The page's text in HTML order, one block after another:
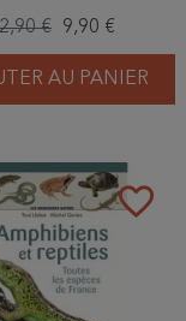
€ 9,90 €
AU PANIER
favorite_border